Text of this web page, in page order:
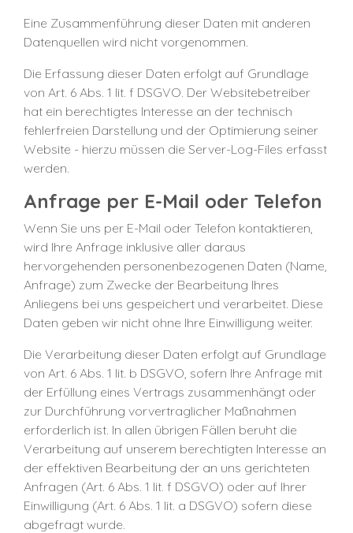
Eine Zusammenführung dieser Daten mit anderen
Datenquellen wird nicht vorgenommen.
Die Erfassung dieser Daten erfolgt auf Grundlage
von Art. 6 Abs. 1 lit. f DSGVO. Der Websitebetreiber
hat ein berechtigtes Interesse an der technisch
fehlerfreien Darstellung und der Optimierung seiner
Website - hierzu müssen die Server-Log-Files erfasst
werden.
Anfrage per E-Mail oder Telefon
Wenn Sie uns per E-Mail oder Telefon kontaktieren,
wird Ihre Anfrage inklusive aller daraus
hervorgehenden personenbezogenen Daten (Name,
Anfrage) zum Zwecke der Bearbeitung Ihres
Anliegens bei uns gespeichert und verarbeitet. Diese
Daten geben wir nicht ohne Ihre Einwilligung weiter.
Die Verarbeitung dieser Daten erfolgt auf Grundlage
von Art. 6 Abs. 1 lit. b DSGVO, sofern Ihre Anfrage mit
der Erfüllung eines Vertrags zusammenhängt oder
zur Durchführung vorvertraglicher Maßnahmen
erforderlich ist. In allen übrigen Fällen beruht die
Verarbeitung auf unserem berechtigten Interesse an
der effektiven Bearbeitung der an uns gerichteten
Anfragen (Art. 6 Abs. 1 lit. f DSGVO) oder auf Ihrer
Einwilligung (Art. 6 Abs. 1 lit. a DSGVO) sofern diese
abgefragt wurde.